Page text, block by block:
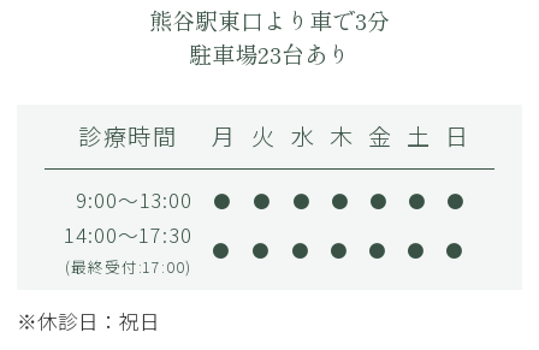
熊谷駅東口より車で3分
駐車場23台あり
診療時間 月 火 水 木 金 土 日
9:00～13:00 ● ● ● ● ● ● ●
14:00～17:30
(最終受付:17:00)
● ● ● ● ● ● ●
※休診日：祝日